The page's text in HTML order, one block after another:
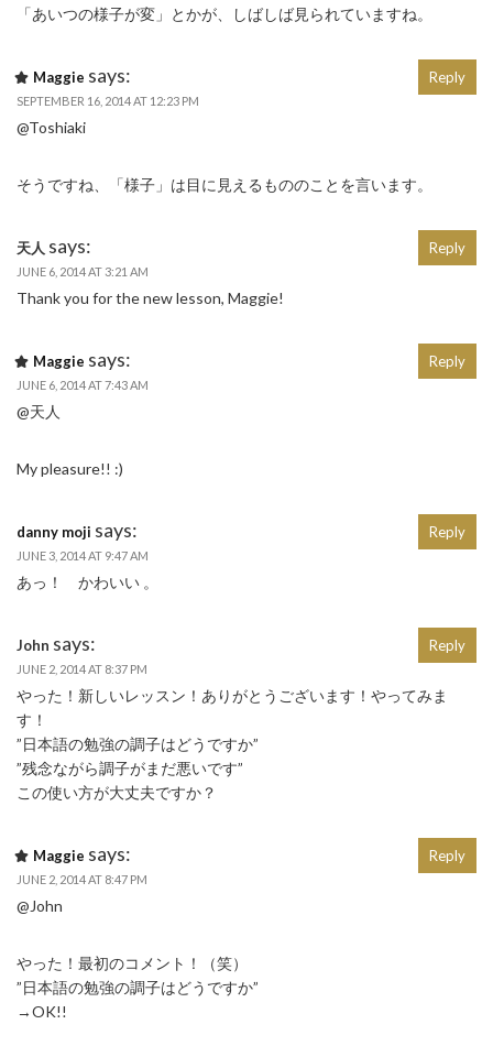
「あいつの様子が変」とかが、しばしば見られていますね。
Maggie says:
SEPTEMBER 16, 2014 AT 12:23 PM
@Toshiaki
そうですね、「様子」は目に見えるもののことを言います。
Reply
天人 says:
JUNE 6, 2014 AT 3:21 AM
Thank you for the new lesson, Maggie!
Reply
Maggie says:
JUNE 6, 2014 AT 7:43 AM
@天人
My pleasure!! :)
Reply
danny moji says:
JUNE 3, 2014 AT 9:47 AM
あっ！ かわいい 。
Reply
John says:
JUNE 2, 2014 AT 8:37 PM
やった！新しいレッスン！ありがとうございます！やってみま
す！
”日本語の勉強の調子はどうですか”
”残念ながら調子がまだ悪いです”
この使い方が大丈夫ですか？
Reply
Maggie says:
JUNE 2, 2014 AT 8:47 PM
@John
やった！最初のコメント！（笑）
”日本語の勉強の調子はどうですか”
→OK!!
Reply